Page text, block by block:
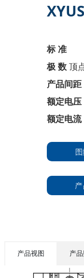
标 准
极 数 顶
产品间距
额定电压
额定电流
产品视图 产